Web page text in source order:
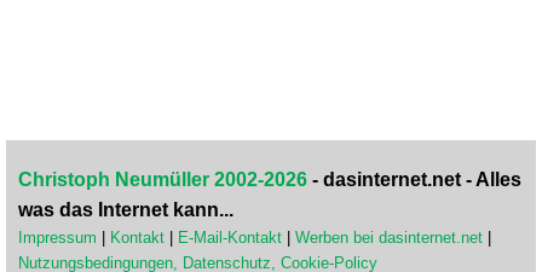
Christoph Neumüller 2002-2026 - dasinternet.net - Alles
was das Internet kann...
Impressum Kontakt E-Mail-Kontakt Werben bei dasinternet.net
Nutzungsbedingungen, Datenschutz, Cookie-Policy